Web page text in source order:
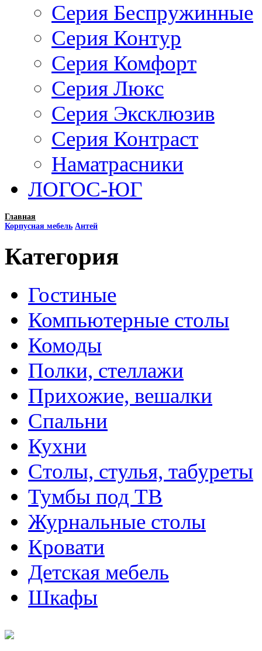
Серия Беспружинные
Серия Контур
Серия Комфорт
Серия Люкс
Серия Эксклюзив
Серия Контраст
Наматрасники
ЛОГОС-ЮГ
Главная
Корпусная мебель Антей
Категория
Гостиные
Компьютерные столы
Комоды
Полки, стеллажи
Прихожие, вешалки
Спальни
Кухни
Столы, стулья, табуреты
Тумбы под ТВ
Журнальные столы
Кровати
Детская мебель
Шкафы